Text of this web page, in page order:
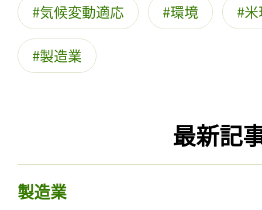
気候変動適応 環境
製造業
最新記
製造業